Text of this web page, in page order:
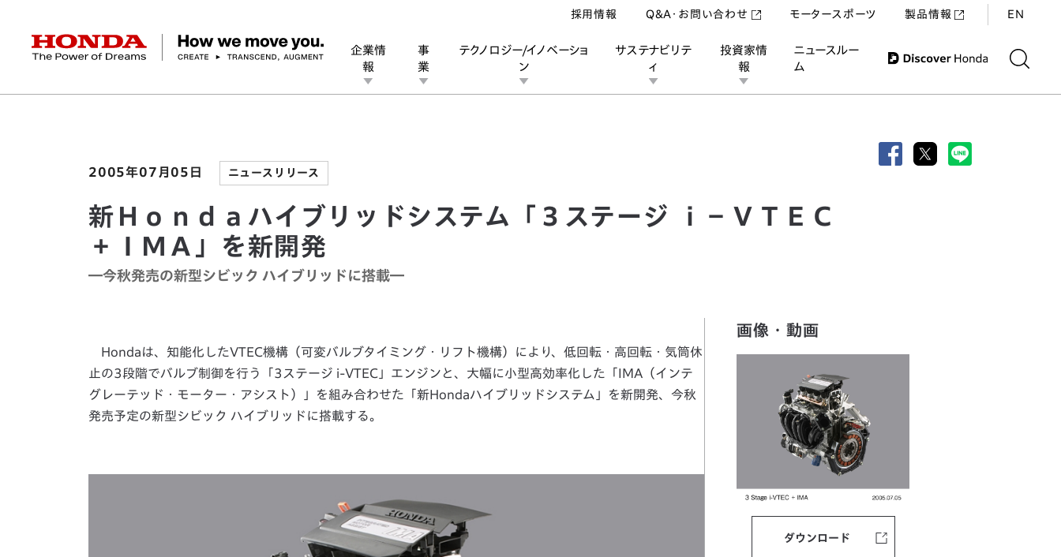
HONDA The Power of Dreams
企業情
報
社長メッセージ 経営方針 会社概要 ヒストリー
事
業
バイク パワープロダクツ マリン その他事業
テクノロジー/イノベーショ
ン
テクノロジー デザイン オープンイノベーション
サステナビリテ
ィ
ESGレポート Honda Report 環境 社会 ガバナンス
投資家情
報
IR資料室 財務・業績情報 株式・債券情報
ニュースルー
ム
ニュースルーム
Discover Honda
採用情報 Q&A・お問い合わせ モータースポーツ 製品情報 EN
新Ｈｏｎｄａハイブリッドシステム「３ステージ ｉ－ＶＴＥＣ＋ＩＭＡ」を新開発
2005年07月05日 ニュースリリース
新Ｈｏｎｄａハイブリッドシステム「３ステージ ｉ－ＶＴＥＣ
＋ＩＭＡ」を新開発
―今秋発売の新型シビック ハイブリッドに搭載―
Hondaは、知能化したVTEC機構（可変バルブタイミング・リフト機構）により、低回転・高回転・気筒休
止の3段階でバルブ制御を行う「3ステージ i-VTEC」エンジンと、大幅に小型高効率化した「IMA（インテ
グレーテッド・モーター・アシスト）」を組み合わせた「新Hondaハイブリッドシステム」を新開発、今秋
発売予定の新型シビック ハイブリッドに搭載する。
画像・動画
ダウンロード